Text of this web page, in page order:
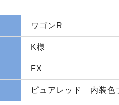
ワゴンR
K様
FX
ピュアレッド 内装色